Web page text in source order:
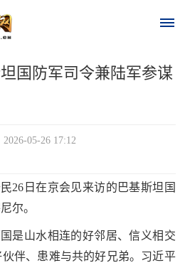
国防军司令兼陆军参谋
05-26 17:12
26日在京会见来访的巴基斯坦国
尔。
是山水相连的好邻居、信义相交
伴、患难与共的好兄弟。习近平